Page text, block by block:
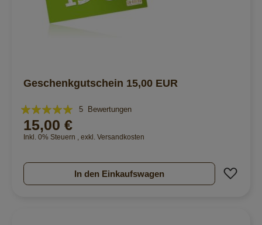
Geschenkgutschein 15,00 EUR
Bewertung:
96%
5 Bewertungen
15,00 €
Inkl. 0% Steuern , exkl. Versandkosten
In den Einkaufswagen